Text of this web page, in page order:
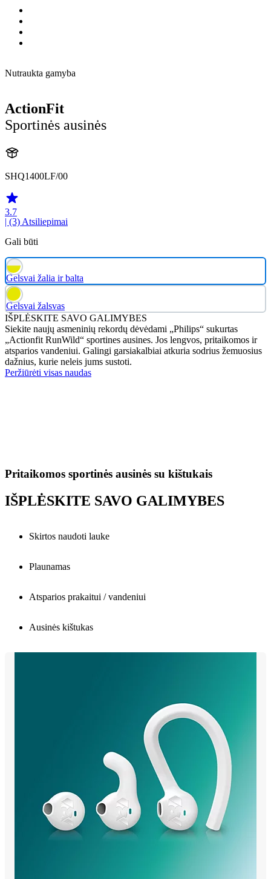
Nutraukta gamyba
ActionFit
Sportinės ausinės
SHQ1400LF/00
3.7
| (3) Atsiliepimai
Gali būti
Gelsvai žalia ir balta
Gelsvai žalsvas
IŠPLĖSKITE SAVO GALIMYBES
Siekite naujų asmeninių rekordų dėvėdami „Philips“ sukurtas
„Actionfit RunWild“ sportines ausines. Jos lengvos, pritaikomos ir
atsparios vandeniui. Galingi garsiakalbiai atkuria sodrius žemuosius
dažnius, kurie neleis jums sustoti.
Peržiūrėti visas naudas
Pritaikomos sportinės ausinės su kištukais
IŠPLĖSKITE SAVO GALIMYBES
Skirtos naudoti lauke
Plaunamas
Atsparios prakaitui / vandeniui
Ausinės kištukas